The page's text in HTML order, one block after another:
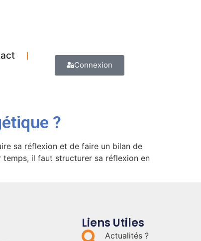
Connexion
?
sa réflexion et de faire un bilan de
temps, il faut structurer sa réflexion en
Liens Utiles
Actualités ?